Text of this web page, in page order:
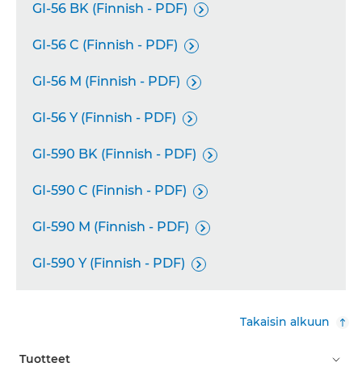
GI-56 BK (Finnish - PDF) 
GI-56 C (Finnish - PDF) 
GI-56 M (Finnish - PDF) 
GI-56 Y (Finnish - PDF) 
GI-590 BK (Finnish - PDF) 
GI-590 C (Finnish - PDF) 
GI-590 M (Finnish - PDF) 
GI-590 Y (Finnish - PDF) 
Takaisin alkuun
Tuotteet